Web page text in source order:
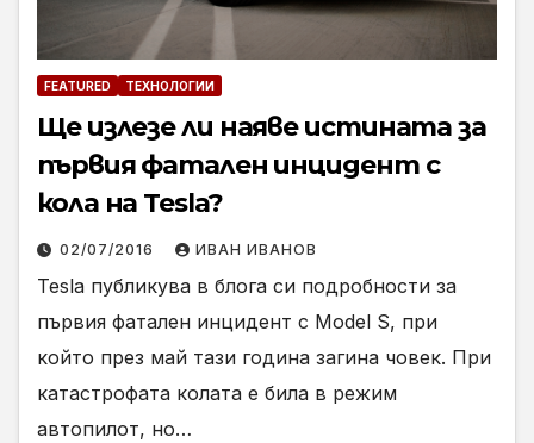
FEATURED ТЕХНОЛОГИИ
Ще излезе ли наяве истината за
първия фатален инцидент с
кола на Tesla?
02/07/2016 ИВАН ИВАНОВ
Tesla публикува в блога си подробности за
първия фатален инцидент с Model S, при
който през май тази година загина човек. При
катастрофата колата е била в режим
автопилот, но…